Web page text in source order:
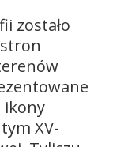
zostało
ikony
XV-